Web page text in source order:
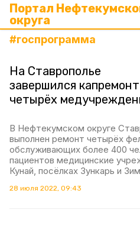
Портал
округа
#госпрограмма
На Ставрополье
завершился капремонт
четырёх
В Нефтекумском округе
выполнен ремонт четырёх
обслуживающих более 400
пациентов медицинские
Кунай, посёлках Зункарь и
28 июля 2022, 09:43